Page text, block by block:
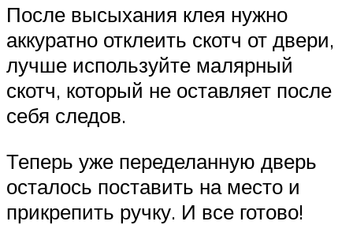
После высыхания клея нужно
аккуратно отклеить скотч от двери,
лучше используйте малярный
скотч, который не оставляет после
себя следов.
Теперь уже переделанную дверь
осталось поставить на место и
прикрепить ручку. И все готово!